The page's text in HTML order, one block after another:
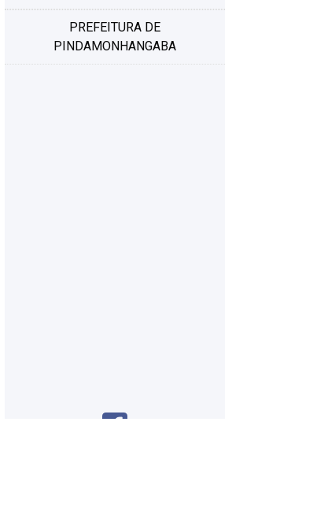
PREFEITURA DE
PINDAMONHANGABA